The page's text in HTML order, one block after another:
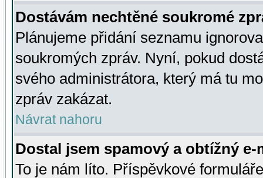
Dostávám nechtěné soukromé
Plánujeme přidání seznamu
soukromých zpráv. Nyní, pokud
svého administrátora, který má tu
zpráv zakázat.
Návrat nahoru
Dostal jsem spamový a obtížný
To je nám líto. Příspěvkové